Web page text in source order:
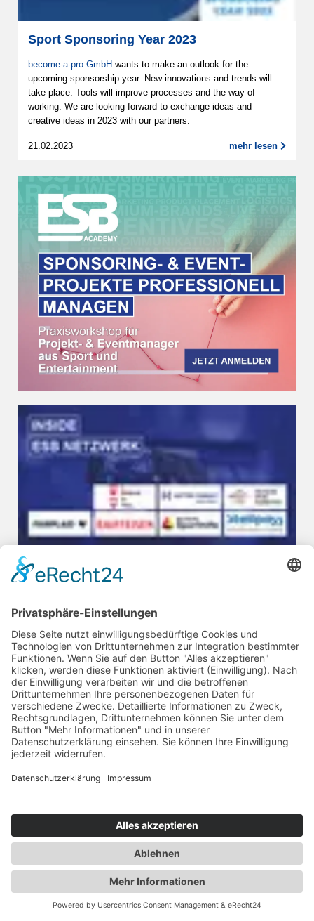
Sport Sponsoring Year 2023
become-a-pro GmbH wants to make an outlook for the
upcoming sponsorship year. New innovations and trends will
take place. Tools will improve processes and the way of
working. We are looking forward to exchange ideas and
creative ideas in 2023 with our partners.
21.02.2023 mehr lesen
Crowdfunding - Chancen und Erfahrungen
stehen zahlreiche Plattformen und Organisationen zur
Verfügung.
Dazu wollten wir von ausgewählten ESB Partnern wissen, für
welche Projekte sie Crowdfunding am sinnvollsten finden und
welche Erfahrungen sie mit dieser Art der Beschaffung von
Finanzmitteln teilen können.
18.01.2023 mehr lesen
Themen News Netzwerk Events Academy